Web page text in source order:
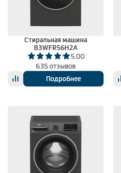
Стиральная машина
B3WFR56H2A
5.00
635 отзывов
Подробнее